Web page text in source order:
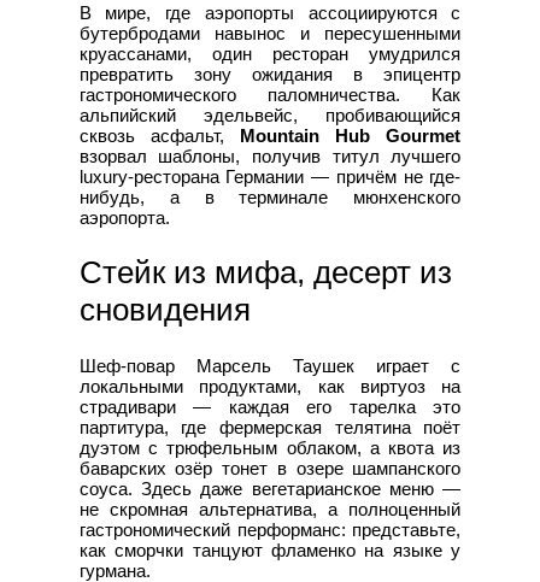
В мире, где аэропорты ассоциируются с
бутербродами навынос и пересушенными
круассанами, один ресторан умудрился
превратить зону ожидания в эпицентр
гастрономического паломничества. Как
альпийский эдельвейс, пробивающийся
сквозь асфальт, Mountain Hub Gourmet
взорвал шаблоны, получив титул лучшего
luxury-ресторана Германии — причём не где-
нибудь, а в терминале мюнхенского
аэропорта.
Стейк из мифа, десерт из
сновидения
Шеф-повар Марсель Таушек играет с
локальными продуктами, как виртуоз на
страдивари — каждая его тарелка это
партитура, где фермерская телятина поёт
дуэтом с трюфельным облаком, а квота из
баварских озёр тонет в озере шампанского
соуса. Здесь даже вегетарианское меню —
не скромная альтернатива, а полноценный
гастрономический перформанс: представьте,
как сморчки танцуют фламенко на языке у
гурмана.